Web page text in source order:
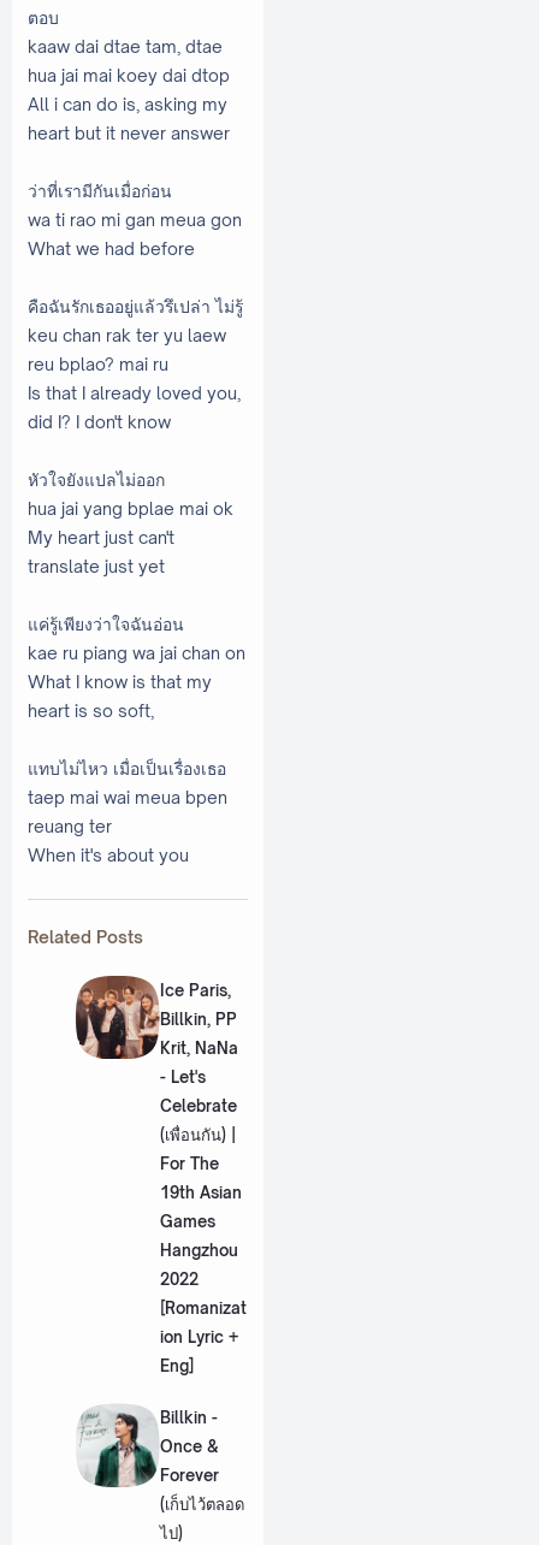
ตอบ
kaaw dai dtae tam, dtae
hua jai mai koey dai dtop
All i can do is, asking my
heart but it never answer
ว่าที่เรามีกันเมื่อก่อน
wa ti rao mi gan meua gon
What we had before
คือฉันรักเธออยู่แล้วรึเปล่า ไม่รู้
keu chan rak ter yu laew
reu bplao? mai ru
Is that I already loved you,
did I? I don't know
หัวใจยังแปลไม่ออก
hua jai yang bplae mai ok
My heart just can't
translate just yet
แค่รู้เพียงว่าใจฉันอ่อน
kae ru piang wa jai chan on
What I know is that my
heart is so soft,
แทบไม่ไหว เมื่อเป็นเรื่องเธอ
taep mai wai meua bpen
reuang ter
When it's about you
Related Posts
Ice Paris,
Billkin, PP
Krit, NaNa
- Let's
Celebrate
(เพื่อนกัน) |
For The
19th Asian
Games
Hangzhou
2022
[Romanizat
ion Lyric +
Eng]
Billkin -
Once &
Forever
(เก็บไว้ตลอด
ไป)